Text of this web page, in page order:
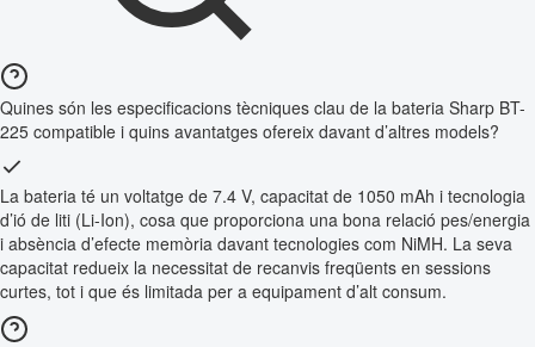
Quines són les especificacions tècniques clau de la bateria Sharp BT-
225 compatible i quins avantatges ofereix davant d’altres models?
La bateria té un voltatge de 7.4 V, capacitat de 1050 mAh i tecnologia
d’ió de liti (Li-Ion), cosa que proporciona una bona relació pes/energia
i absència d’efecte memòria davant tecnologies com NiMH. La seva
capacitat redueix la necessitat de recanvis freqüents en sessions
curtes, tot i que és limitada per a equipament d’alt consum.